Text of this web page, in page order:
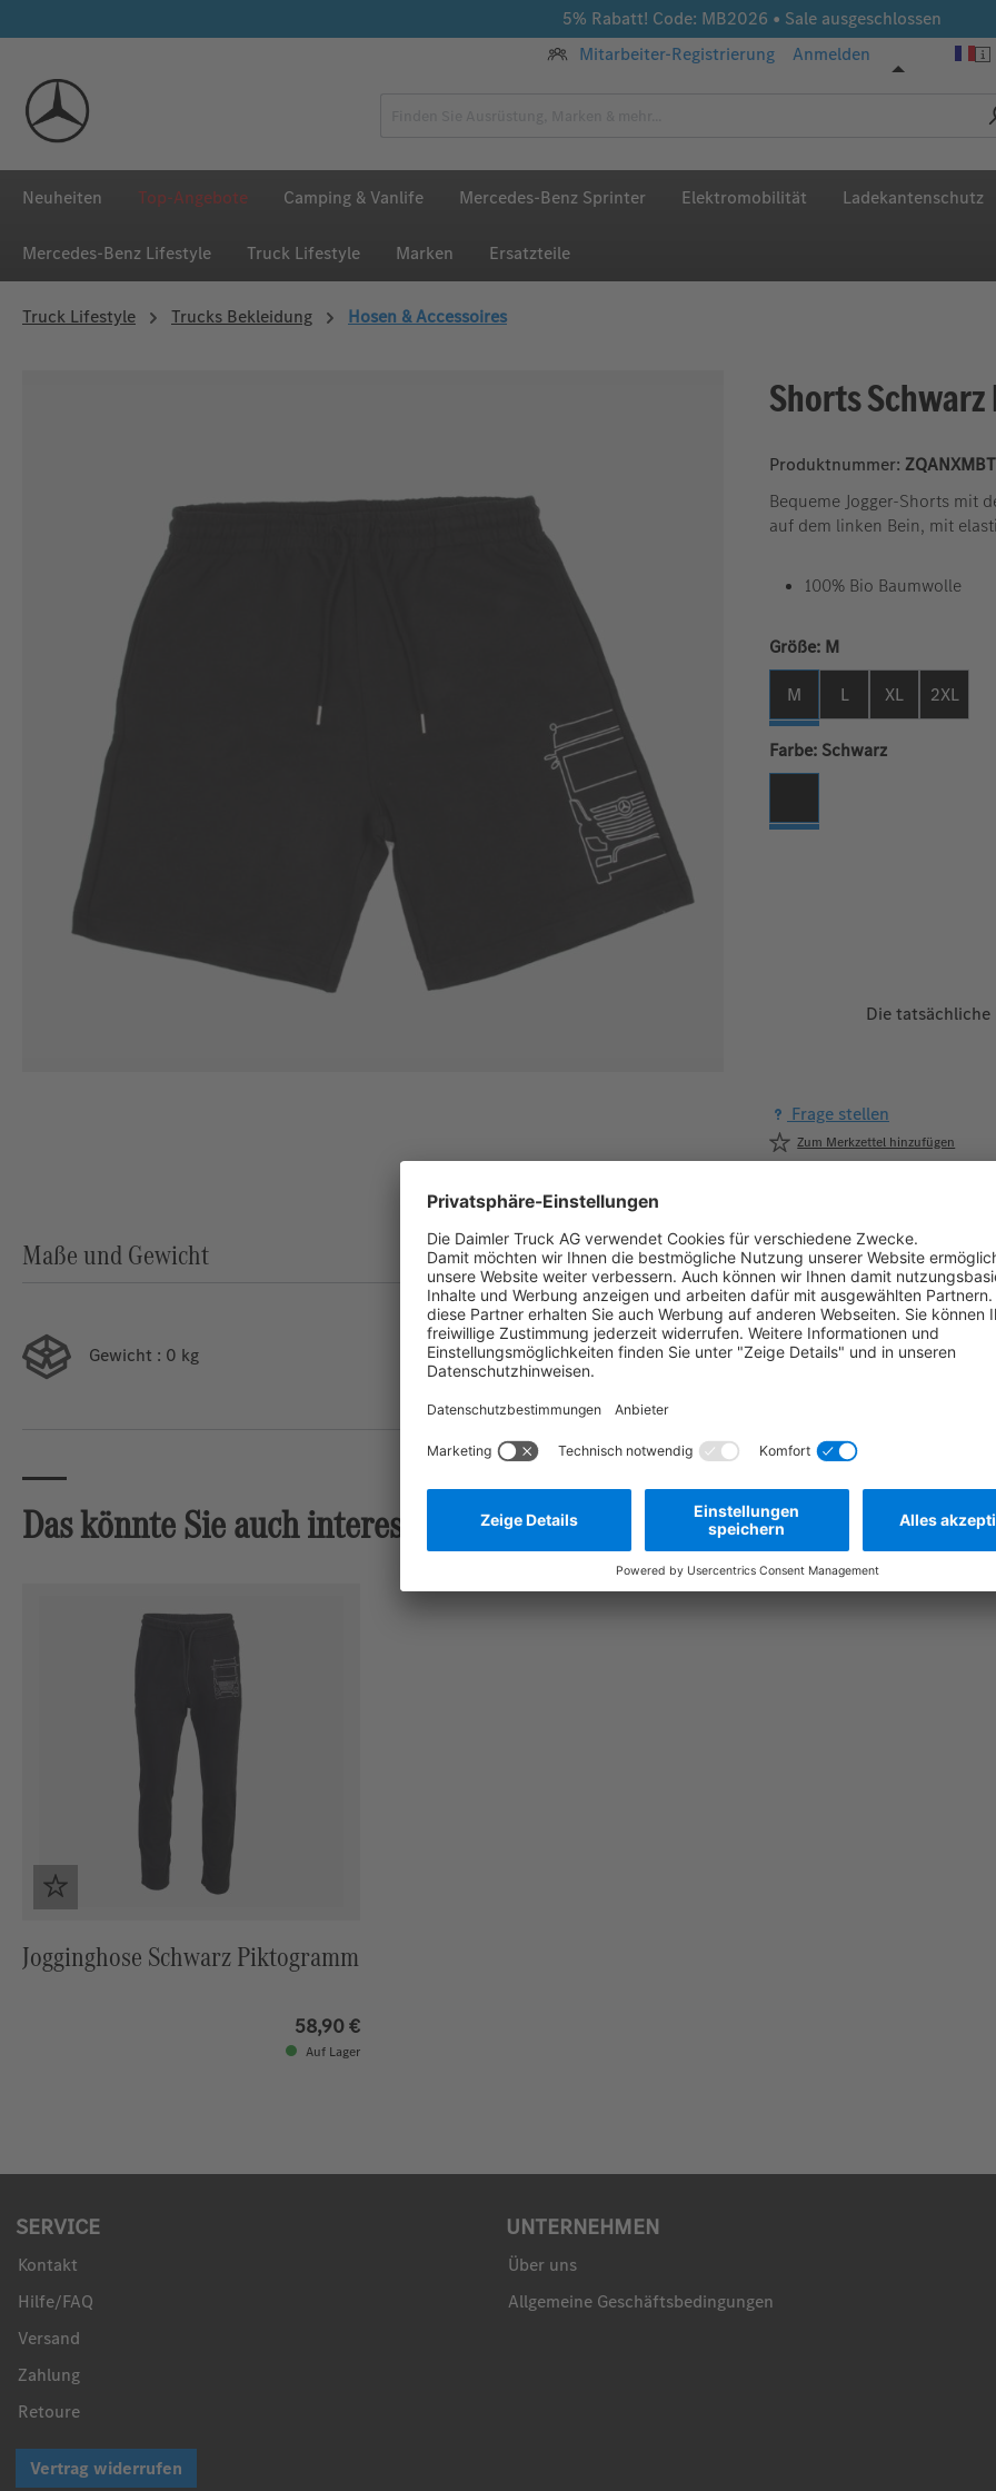
5% Rabatt! Code: MB2026 • Sale ausgeschlossen
Mitarbeiter-Registrierung
Anmelden
Neuheiten Top-Angebote Camping & Vanlife Mercedes-Benz Sprinter Elektromobilität Ladekantenschutz
Mercedes‑Benz Lifestyle Truck Lifestyle Marken Ersatzteile
Truck Lifestyle Trucks Bekleidung Hosen & Accessoires
Shorts
Produktnummer:
Bequeme Jogger-Shorts mit
auf dem linken Bein, mit
100% Bio Baumwolle
Größe:auswählen
M
M L XL 2XL
Farbe:auswählen
Schwarz
Die
Frage stellen
Zum Merkzettel hinzufügen
Maße und Gewicht
Gewicht : 0 kg
Das könnte Sie auch interessieren
Jogginghose Schwarz Piktogramm
58,90 €
Auf Lager
SERVICE
Kontakt
Hilfe/FAQ
Versand
Zahlung
Retoure
UNTERNEHMEN
Über uns
Allgemeine Geschäftsbedingungen
Vertrag widerrufen